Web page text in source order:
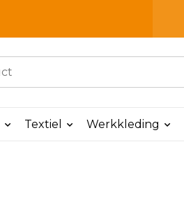
Textiel Werkkleding